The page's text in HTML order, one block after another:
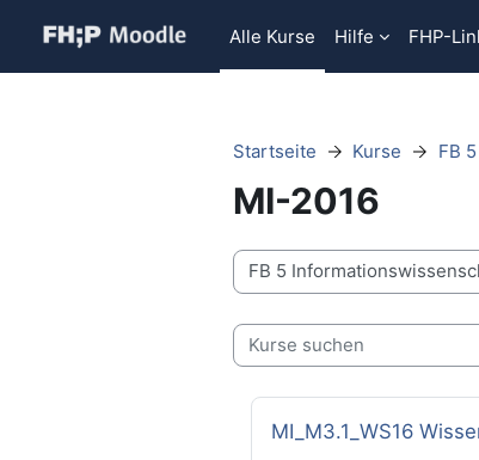
Alle Kurse
Hilfe FHP-
Startseite Kurse FB
MI-2016
Kursbereiche
Kurse suchen
Kursname
MI_M3.1_WS16